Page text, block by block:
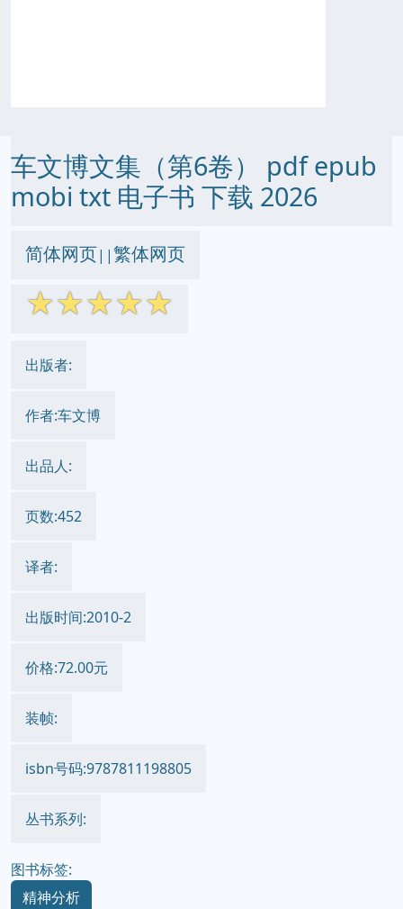
车文博文集（第6卷） pdf epub
mobi txt 电子书 下载 2026
简体网页||繁体网页
☆☆☆☆☆
出版者:
作者:车文博
出品人:
页数:452
译者:
出版时间:2010-2
价格:72.00元
装帧:
isbn号码:9787811198805
丛书系列:
图书标签:
精神分析